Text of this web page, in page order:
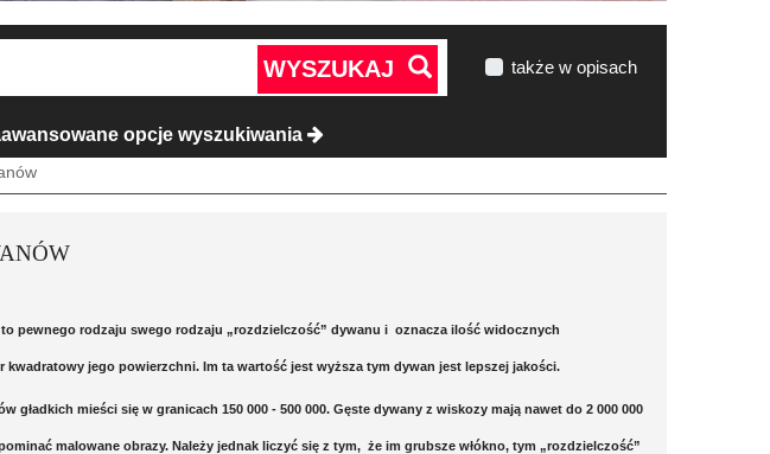
WYSZUKAJ także w opisach
opcje wyszukiwania
pewnego rodzaju swego rodzaju „rozdzielczość” dywanu i oznacza ilość widocznych
jego powierzchni. Im ta wartość jest wyższa tym dywan jest lepszej jakości.
mieści się w granicach 150 000 - 500 000. Gęste dywany z wiskozy mają nawet do 2 000 000
malowane obrazy. Należy jednak liczyć się z tym, że im grubsze włókno, tym „rozdzielczość”